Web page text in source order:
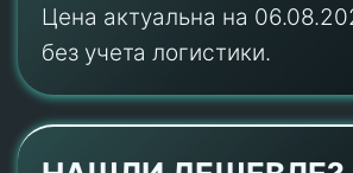
Цена актуальна на
без учета логистики.